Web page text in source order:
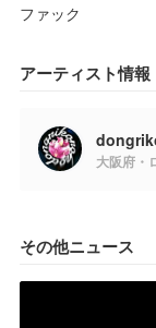
ファック
アーティスト情報
大阪府・
その他ニュース